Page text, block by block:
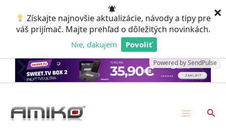
Získajte najnovšie aktualizácie, návody a tipy pre
váš prijímač. Majte prehľad o dôležitých novinkách.
Nie, ďakujem Povoliť
Powered by SendPulse
×
obsah